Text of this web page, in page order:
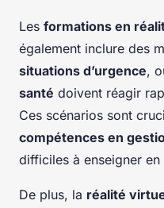
Les formations en
également inclure des
situations d’urgence,
santé doivent réagir
Ces scénarios sont
compétences en
difficiles à enseigner en
De plus, la réalité